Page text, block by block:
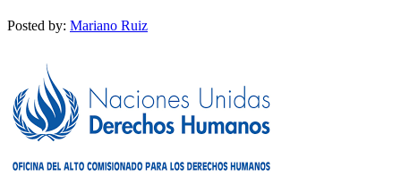
Posted by: Mariano Ruiz